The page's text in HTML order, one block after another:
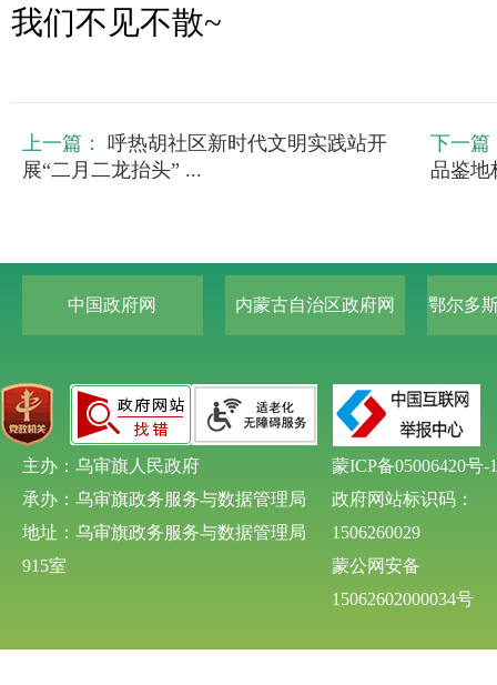
我们不见不散~
上一篇：
呼热胡社区新时代文明实践站开
展“二月二龙抬头” ...
下一篇
品鉴地
中国政府网 内蒙古自治区政府网 鄂尔多
主办：乌审旗人民政府
承办：乌审旗政务服务与数据管理局
地址：乌审旗政务服务与数据管理局
915室
蒙ICP备05006420号-1
政府网站标识码：
1506260029
蒙公网安备
15062602000034号